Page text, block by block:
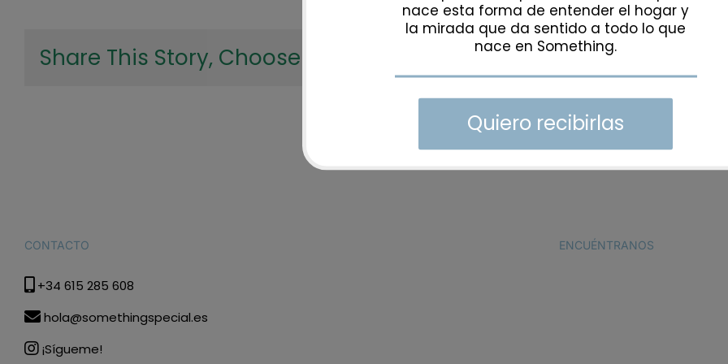
Share This Story, Choose Your Platform!
CONTACTO
+34 615 285 608
hola@somethingspecial.es
¡Sígueme!
ENCUÉNTRANOS